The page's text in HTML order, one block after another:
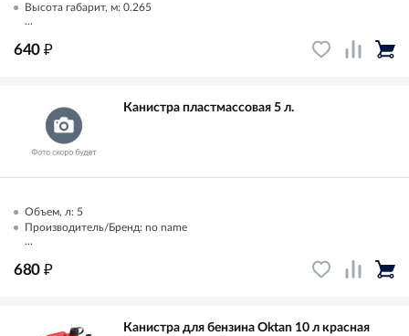
Высота габарит, м: 0.265
...
640 ₽
Канистра пластмассовая 5 л.
Объем, л: 5
Производитель/Бренд: no name
...
680 ₽
Канистра для бензина Oktan 10 л красная